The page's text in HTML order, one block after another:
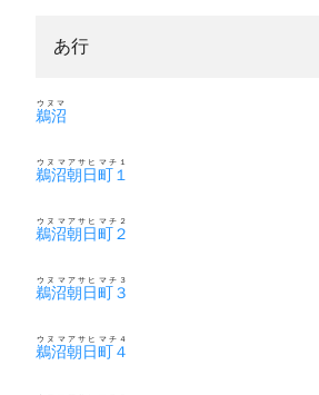
あ行
鵜沼
ウヌマ
鵜沼朝日町１
ウヌマアサヒマチ１
鵜沼朝日町２
ウヌマアサヒマチ２
鵜沼朝日町３
ウヌマアサヒマチ３
鵜沼朝日町４
ウヌマアサヒマチ４